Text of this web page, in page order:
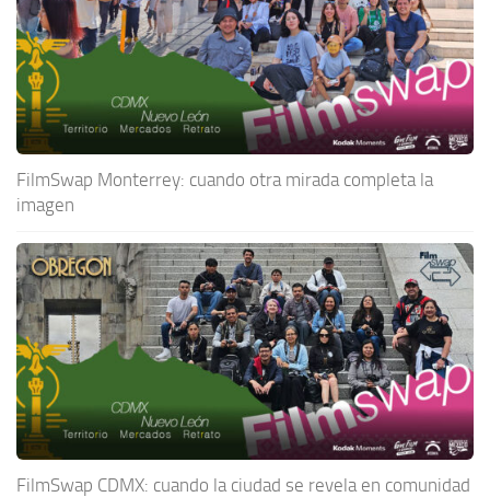
FilmSwap Monterrey: cuando otra mirada completa la
imagen
FilmSwap CDMX: cuando la ciudad se revela en comunidad